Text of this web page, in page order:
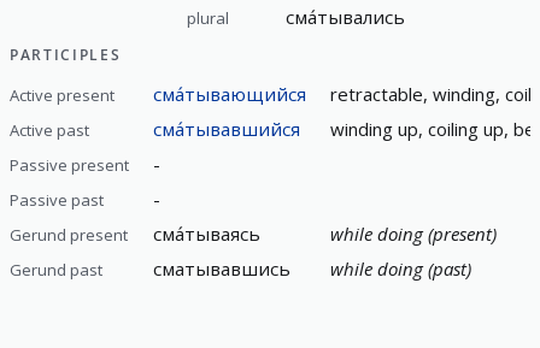
plural сма́тывались
PARTICIPLES
Active present сма́тывающийся retractable, winding,
Active past сма́тывавшийся winding up, coiling up,
Passive present -
Passive past -
Gerund present сма́тываясь while doing (present)
Gerund past сматывавшись while doing (past)